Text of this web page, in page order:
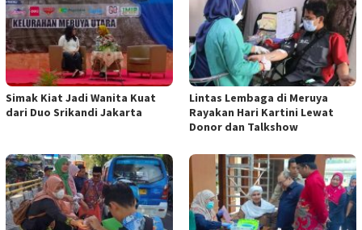
Simak Kiat Jadi Wanita Kuat
dari Duo Srikandi Jakarta
Lintas Lembaga di Meruya
Rayakan Hari Kartini Lewat
Donor dan Talkshow